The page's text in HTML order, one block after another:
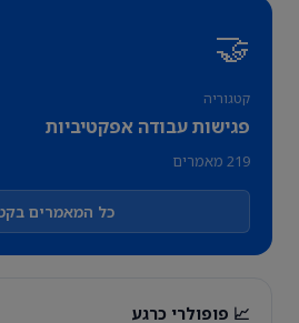
🤝
קטגוריה
פגישות עבודה אפקטיביות
219 מאמרים
כל המאמרים
📈 פופולרי כרגע